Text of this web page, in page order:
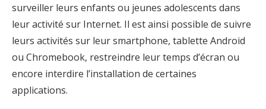
surveiller leurs enfants ou jeunes adolescents dans
leur activité sur Internet. Il est ainsi possible de suivre
leurs activités sur leur smartphone, tablette Android
ou Chromebook, restreindre leur temps d’écran ou
encore interdire l’installation de certaines
applications.